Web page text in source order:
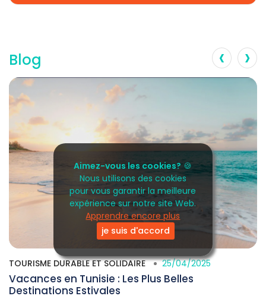
Aimez-vous les cookies?🍪
Nous utilisons des cookies
pour vous garantir la meilleure
expérience sur notre site Web.
Apprendre encore plus
je suis d'accord
Blog
TOURISME DURABLE ET SOLIDAIRE 25/04/2025
Vacances en Tunisie : Les Plus Belles
Destinations Estivales
‹ ›